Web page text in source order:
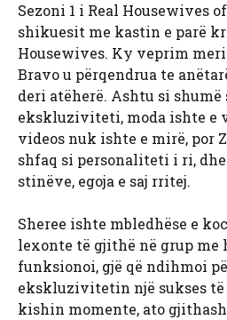
Sezoni 1 i Real Housewives
shikuesit me kastin e parë
Housewives. Ky veprim
Bravo u përqendrua te
deri atëherë. Ashtu si shumë
ekskluziviteti, moda ishte e
videos nuk ishte e mirë, por
shfaq si personaliteti i ri,
stinëve, egoja e saj rritej.
Sheree ishte mbledhëse e
lexonte të gjithë në grup me
funksionoi, gjë që ndihmoi
ekskluzivitetin një sukses të
kishin momente, ato